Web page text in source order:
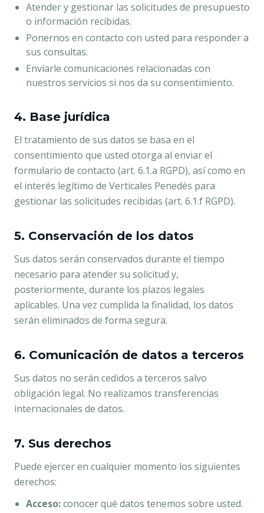
Atender y gestionar las solicitudes de presupuesto
o información recibidas.
Ponernos en contacto con usted para responder a
sus consultas.
Enviarle comunicaciones relacionadas con
nuestros servicios si nos da su consentimiento.
4. Base jurídica
El tratamiento de sus datos se basa en el
consentimiento que usted otorga al enviar el
formulario de contacto (art. 6.1.a RGPD), así como en
el interés legítimo de Verticales Penedés para
gestionar las solicitudes recibidas (art. 6.1.f RGPD).
5. Conservación de los datos
Sus datos serán conservados durante el tiempo
necesario para atender su solicitud y,
posteriormente, durante los plazos legales
aplicables. Una vez cumplida la finalidad, los datos
serán eliminados de forma segura.
6. Comunicación de datos a terceros
Sus datos no serán cedidos a terceros salvo
obligación legal. No realizamos transferencias
internacionales de datos.
7. Sus derechos
Puede ejercer en cualquier momento los siguientes
derechos:
Acceso:conocer qué datos tenemos sobre usted.